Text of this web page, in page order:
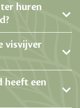
huren
visvijver
heeft een